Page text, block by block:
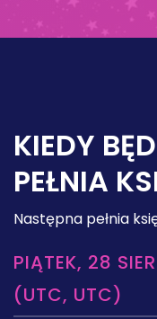
KIEDY
PEŁNIA
Następna pełnia
PIĄTEK, 28
(UTC, UTC)